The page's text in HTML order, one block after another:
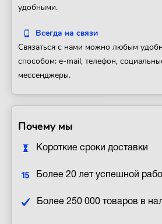
удобными.
Всегда на связи
Связаться с нами можно любым
способом: e-mail, телефон,
мессенджеры.
Почему мы
Короткие сроки доставки
Более 20 лет успешной
Более 250 000 товаров в